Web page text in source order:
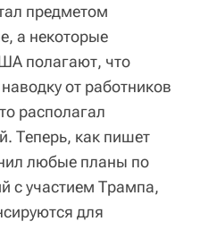
предметом
а некоторые
полагают, что
от работников
располагал
Теперь, как пишет
любые планы по
с участием Трампа,
для